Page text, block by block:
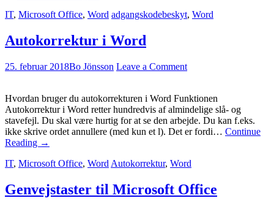
IT, Microsoft Office, Word adgangskodebeskyt, Word
Autokorrektur i Word
25. februar 2018Bo Jönsson Leave a Comment
Hvordan bruger du autokorrekturen i Word Funktionen
Autokorrektur i Word retter hundredvis af almindelige slå- og
stavefejl. Du skal være hurtig for at se den arbejde. Du kan f.eks.
ikke skrive ordet annullere (med kun et l). Det er fordi… Continue
Reading →
IT, Microsoft Office, Word Autokorrektur, Word
Genvejstaster til Microsoft Office